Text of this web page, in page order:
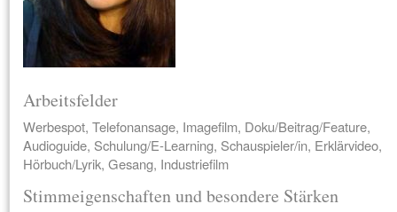
Arbeitsfelder
Werbespot, Telefonansage, Imagefilm, Doku/Beitrag/Feature,
Audioguide, Schulung/E-Learning, Schauspieler/in, Erklärvideo,
Hörbuch/Lyrik, Gesang, Industriefilm
Stimmeigenschaften und besondere Stärken